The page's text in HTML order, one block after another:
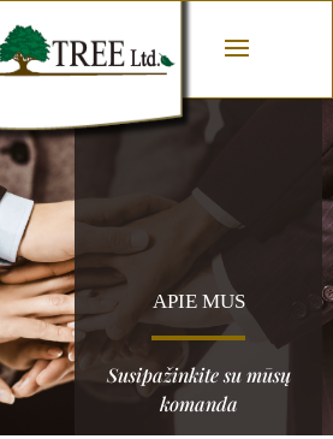
APIE MUS
Susipažinkite su mūsų
komanda